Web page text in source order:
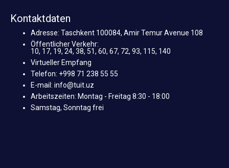
Kontaktdaten
Adresse: Taschkent 100084, Amir Temur Avenue 108
Öffentlicher Verkehr:
10, 17, 19, 24, 38, 51, 60, 67, 72, 93, 115, 140
Virtueller Empfang
Telefon: +998 71 238 55 55
E-mail: info@tuit.uz
Arbeitszeiten: Montag - Freitag 8:30 - 18:00
Samstag, Sonntag frei